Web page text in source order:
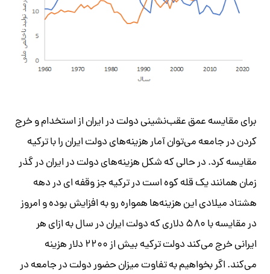
برای مقایسه عمق عقب‌نشینی دولت در ایران از استخدام و خرج
کردن در جامعه می‌توان آمار هزینه‌های دولت ایران را با ترکیه
مقایسه کرد. در حالی که شکل هزینه‌های دولت در ایران در گذر
زمان همانند یک قله کوه است در ترکیه جز وقفه ای در دهه
هشتاد میلادی این هزینه‌ها همواره رو به افزایش بوده و امروز
در مقایسه با ۵۸۰ دلاری که دولت ایران در سال به ازای هر
ایرانی خرج می‌کند دولت ترکیه بیش از ۲۲۰۰ دلار هزینه
می‌کند. اگر بخواهیم به تفاوت میزان حضور دولت در جامعه در